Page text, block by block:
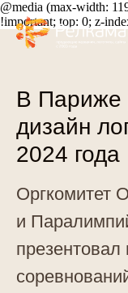
@media (max-width:
!important; top: 0; z-
В Париже
дизайн
2024 года
Оргкомитет
и